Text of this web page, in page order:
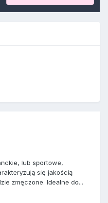
lub sportowe,
się jakością
zmęczone. Idealne do...